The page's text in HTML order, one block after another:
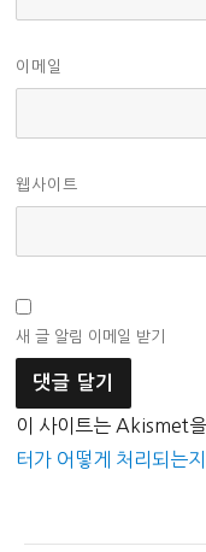
이메일
웹사이트
새 글 알림 이메일 받기
이 사이트는 Akismet
터가 어떻게 처리되는